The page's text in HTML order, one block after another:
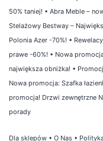
50% taniej! • Abra Meble –
Stelażowy Bestway –
Polonia Azer -70%! •
prawe -60%! • Nowa
największa obniżka! •
Nowa promocja: Szafka
promocja! Drzwi zewnętrzne
porady
Dla sklepów • O Nas •